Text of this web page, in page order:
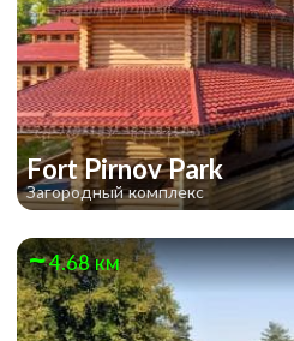
Fort Pirnov Park
Загородный комплекс
4.68 км